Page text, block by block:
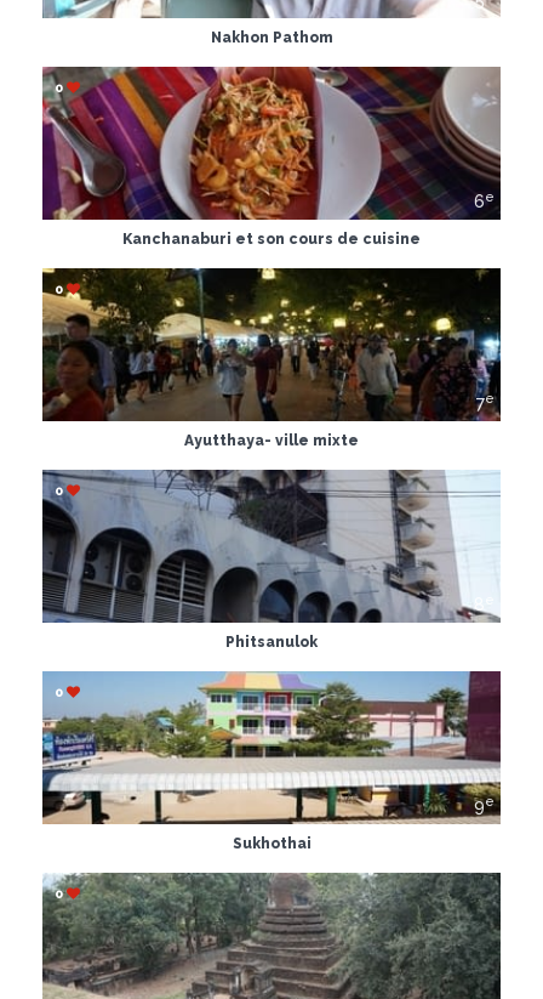
Nakhon Pathom
6e
0
Kanchanaburi et son cours de cuisine
7e
0
Ayutthaya- ville mixte
0
Phitsanulok
9e
0
Sukhothai
0